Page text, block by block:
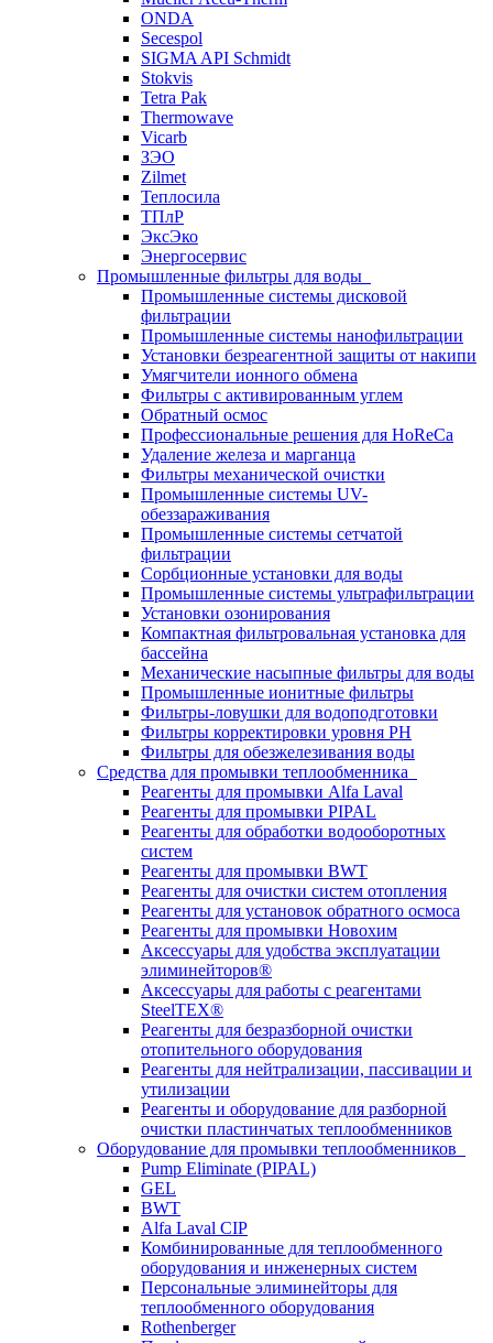
ONDA
Secespol
SIGMA API Schmidt
Stokvis
Tetra Pak
Thermowave
Vicarb
ЗЭО
Zilmet
Теплосила
ТПлР
ЭксЭко
Энергосервис
Промышленные фильтры для воды
Промышленные системы дисковой
фильтрации
Промышленные системы нанофильтрации
Установки безреагентной защиты от накипи
Умягчители ионного обмена
Фильтры с активированным углем
Обратный осмос
Профессиональные решения для HoReCa
Удаление железа и марганца
Фильтры механической очистки
Промышленные системы UV-
обеззараживания
Промышленные системы сетчатой
фильтрации
Сорбционные установки для воды
Промышленные системы ультрафильтрации
Установки озонирования
Компактная фильтровальная установка для
бассейна
Механические насыпные фильтры для воды
Промышленные ионитные фильтры
Фильтры-ловушки для водоподготовки
Фильтры корректировки уровня PH
Фильтры для обезжелезивания воды
Средства для промывки теплообменника
Реагенты для промывки Alfa Laval
Реагенты для промывки PIPAL
Реагенты для обработки водооборотных
систем
Реагенты для промывки BWT
Реагенты для очистки систем отопления
Реагенты для установок обратного осмоса
Реагенты для промывки Новохим
Аксессуары для удобства эксплуатации
элиминейторов®
Аксессуары для работы с реагентами
SteelTEX®
Реагенты для безразборной очистки
отопительного оборудования
Реагенты для нейтрализации, пассивации и
утилизации
Реагенты и оборудование для разборной
очистки пластинчатых теплообменников
Оборудование для промывки теплообменников
Pump Eliminate (PIPAL)
GEL
BWT
Alfa Laval CIP
Комбинированные для теплообменного
оборудования и инженерных систем
Персональные элиминейторы для
теплообменного оборудования
Rothenberger